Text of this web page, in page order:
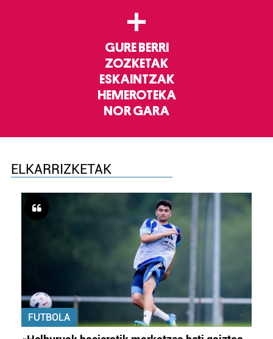
+
GURE BERRI
ZOZKETAK
ESKAINTZAK
HEMEROTEKA
NOR GARA
ELKARRIZKETAK
FUTBOLA